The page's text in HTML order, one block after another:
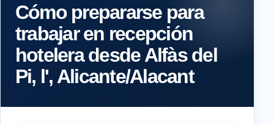
Cómo prepararse para
trabajar en recepción
hotelera desde Alfàs del
Pi, l', Alicante/Alacant